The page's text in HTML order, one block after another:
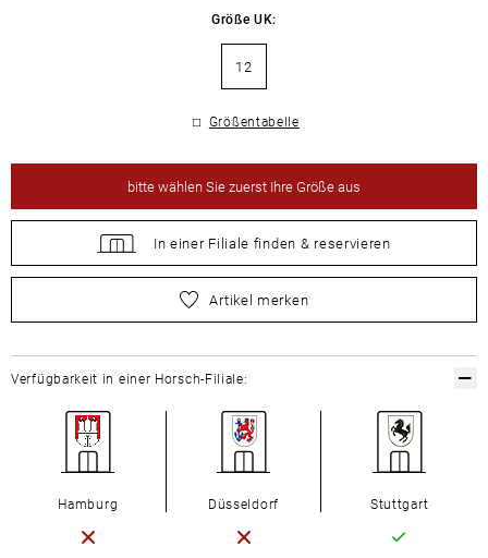
Größe UK:
12
Größentabelle
bittewählen Sie zuerst Ihre Größe aus
In einer Filiale finden & reservieren
wählen Sie zuerst Ihre Größe aus
Artikel merken
Verfügbarkeit in einer Horsch-Filiale:
Hamburg Düsseldorf Stuttgart